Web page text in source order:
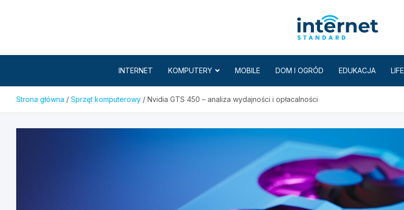
INTERNET KOMPUTERY MOBILE DOM I OGRÓD EDUKACJA
Strona główna Sprzęt komputerowy Nvidia GTS 450 – analiza wydajności i opłacalności